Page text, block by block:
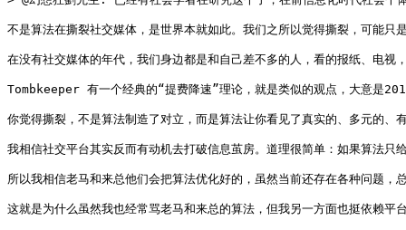
不是算法在撕裂社交媒体，是世界本就如此。我们之所以觉得撕裂，可能只
在没有社交媒体的年代，我们身边都是和自己差不多的人，看的报纸、电
Tombkeeper 有一个经典的“提费降速”理论，就是类似的观点，大意是
你觉得撕裂，不是算法制造了对立，而是算法让你看见了真实的、多元的、
我相信社交平台其实反而有动机去打破信息茧房。道理很简单：如果算法
所以我相信老马和来总他们会把算法优化好的，虽然当前还存在各种问题，
这就是为什么虽然我也经常骂老马和来总的算法，但我另一方面也挺依